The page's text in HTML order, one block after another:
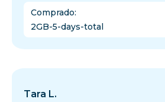
Comprado:
2GB-5-days-total
Tara L.